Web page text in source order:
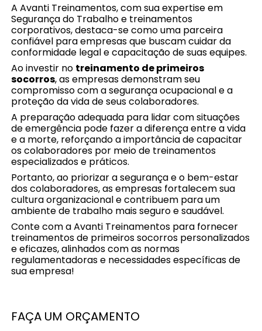
A Avanti Treinamentos, com sua expertise em
Segurança do Trabalho e treinamentos
corporativos, destaca-se como uma parceira
confiável para empresas que buscam cuidar da
conformidade legal e capacitação de suas equipes.
Ao investir no treinamento de primeiros
socorros, as empresas demonstram seu
compromisso com a segurança ocupacional e a
proteção da vida de seus colaboradores.
A preparação adequada para lidar com situações
de emergência pode fazer a diferença entre a vida
e a morte, reforçando a importância de capacitar
os colaboradores por meio de treinamentos
especializados e práticos.
Portanto, ao priorizar a segurança e o bem-estar
dos colaboradores, as empresas fortalecem sua
cultura organizacional e contribuem para um
ambiente de trabalho mais seguro e saudável.
Conte com a Avanti Treinamentos para fornecer
treinamentos de primeiros socorros personalizados
e eficazes, alinhados com as normas
regulamentadoras e necessidades específicas de
sua empresa!
FAÇA UM ORÇAMENTO